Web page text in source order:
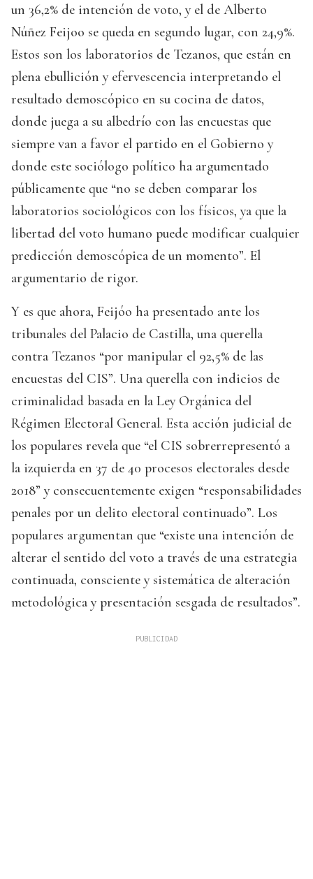
un 36,2% de intención de voto, y el de Alberto
Núñez Feijoo se queda en segundo lugar, con 24,9%.
Estos son los laboratorios de Tezanos, que están en
plena ebullición y efervescencia interpretando el
resultado demoscópico en su cocina de datos,
donde juega a su albedrío con las encuestas que
siempre van a favor el partido en el Gobierno y
donde este sociólogo político ha argumentado
públicamente que “no se deben comparar los
laboratorios sociológicos con los físicos, ya que la
libertad del voto humano puede modificar cualquier
predicción demoscópica de un momento”. El
argumentario de rigor.
Y es que ahora, Feijóo ha presentado ante los
tribunales del Palacio de Castilla, una querella
contra Tezanos “por manipular el 92,5% de las
encuestas del CIS”. Una querella con indicios de
criminalidad basada en la Ley Orgánica del
Régimen Electoral General. Esta acción judicial de
los populares revela que “el CIS sobrerrepresentó a
la izquierda en 37 de 40 procesos electorales desde
2018” y consecuentemente exigen “responsabilidades
penales por un delito electoral continuado”. Los
populares argumentan que “existe una intención de
alterar el sentido del voto a través de una estrategia
continuada, consciente y sistemática de alteración
metodológica y presentación sesgada de resultados”.